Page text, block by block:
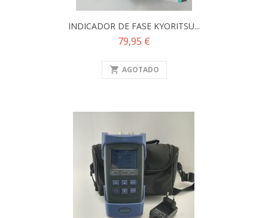
INDICADOR DE FASE KYORITSU...
Precio
79,95 €
shopping_cart AGOTADO